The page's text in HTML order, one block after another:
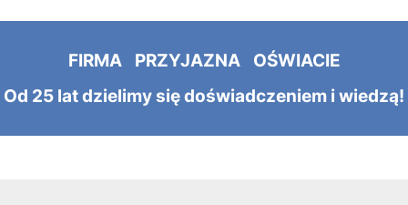
FIRMA PRZYJAZNA OŚWIACIE
Od 25 lat dzielimy się doświadczeniem i wiedzą!